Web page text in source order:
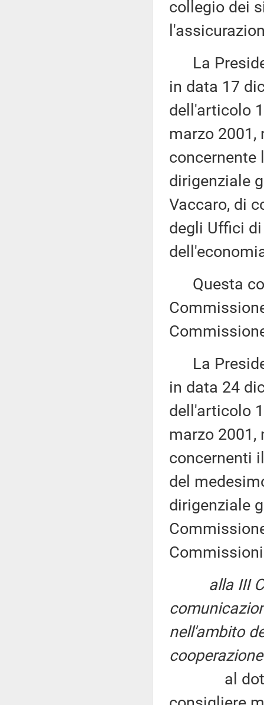
collegio dei
La
in data 17
dell'articolo
marzo 2001,
concernente
dirigenziale
Vaccaro, di
degli Uffici
Questa
La
in data 24
dell'articolo
marzo
concernenti
del
dirigenziale
alla III
nell'ambito
al dottor